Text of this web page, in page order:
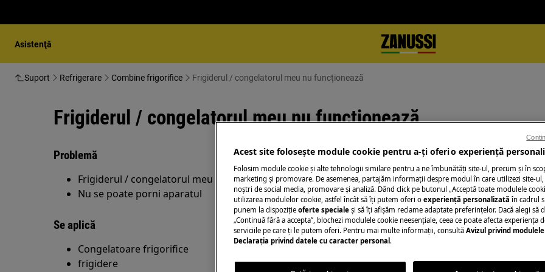
Asistenţă
Suport Refrigerare Combine frigorifice Frigiderul / congelatorul meu nu funcționează
Frigiderul / congelatorul meu nu funcționează
Problemă
Frigiderul / congelatorul meu nu funcționează
Nu se poate porni aparatul
Se aplică
Congelatoare frigorifice
frigidere
Solicită asistenţă
Ai o problemă cu
nu o poţi rezolva
ul zanussi și
Rezervă serviciu
Acest site folosește module cookie pentru a-ţi oferi o experienţă
Folosim module cookie și alte tehnologii similare pentru a ne îmbunătăţi site-ul, precum și în
marketing și promovare. De asemenea, partajăm informaţii despre modul în care utilizezi site-
noștri de social media, promovare și analiză. Dând click pe butonul „Acceptă toate modulele
utilizarea modulelor cookie, astfel încât să îţi putem oferi o experienţă personalizată în cadrul
punem la dispoziţie oferte speciale și să îţi afișăm reclame adaptate preferinţelor. Dacă alegi să
„Continuă fără a accepta”, blochezi modulele cookie neesenţiale, ceea ce poate afecta experienţa
serviciile pe care ţi le putem oferi. Pentru mai multe informaţii, consultă Avizul privind
Declaraţia privind datele cu caracter personal.